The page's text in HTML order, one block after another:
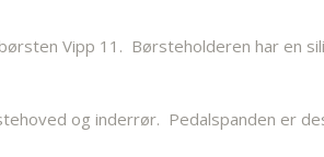
Vipp 11. Børsteholderen har
og inderrør. Pedalspanden er